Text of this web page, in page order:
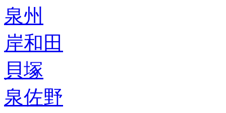
泉州
岸和田
貝塚
泉佐野